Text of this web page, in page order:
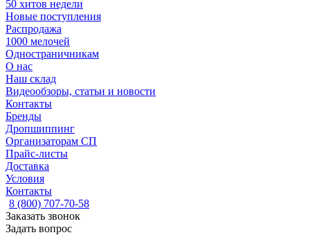
50 хитов недели
Новые поступления
Распродажа
1000 мелочей
Одностраничникам
О нас
Наш склад
Видеообзоры, статьи и новости
Контакты
Бренды
Дропшиппинг
Организаторам СП
Прайс-листы
Доставка
Условия
Контакты
8 (800) 707-70-58
Заказать звонок
Задать вопрос